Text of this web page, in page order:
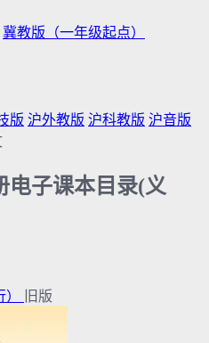
冀教版（一年级起点）
版 沪外教版 沪科教版 沪音版
电子课本目录(义
） 旧版